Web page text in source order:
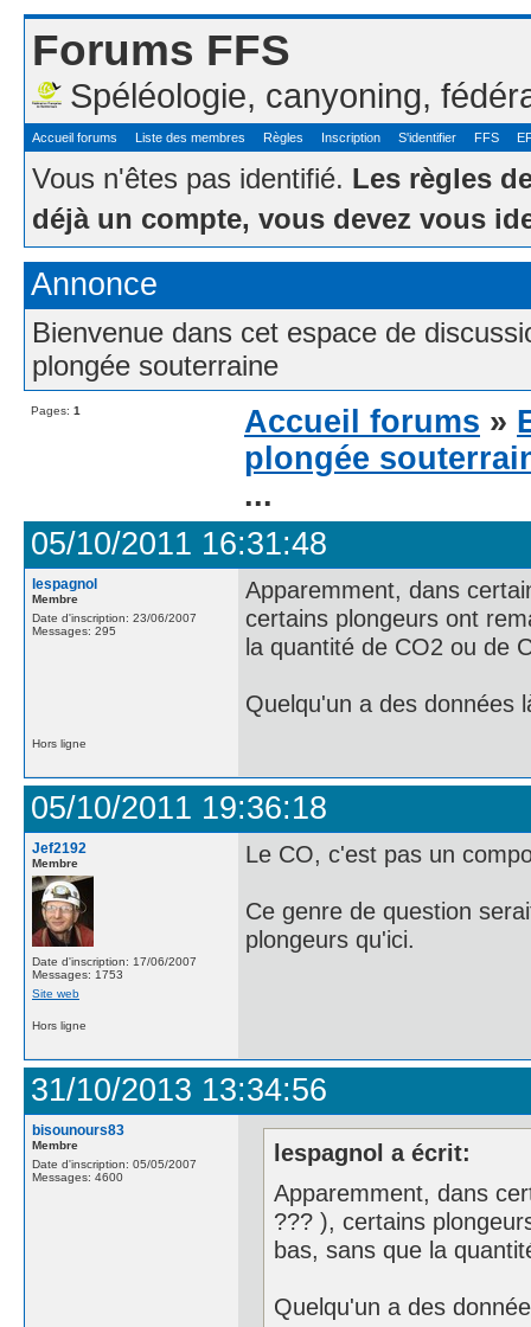
Forums FFS
Spéléologie, canyoning,
Accueil forums Liste des membres Règles Inscription S'identifier FFS
Vous n'êtes pas identifié. Les règles
déjà un compte, vous devez vous
Annonce
Bienvenue dans cet espace de
plongée souterraine
Pages: 1 Accueil forums »
plongée
...
05/10/2011 16:31:48
lespagnol
Membre
Date d'inscription: 23/06/2007
Messages: 295
Apparemment, dans
certains plongeurs ont
la quantité de CO2 ou de
Quelqu'un a des données
Hors ligne
05/10/2011 19:36:18
Jef2192
Membre
Date d'inscription: 17/06/2007
Messages: 1753
Site web
Le CO, c'est pas un
Ce genre de question
plongeurs qu'ici.
Hors ligne
31/10/2013 13:34:56
bisounours83
Membre
Date d'inscription: 05/05/2007
Messages: 4600
lespagnol a écrit:
Apparemment, dans
??? ), certains
bas, sans que la
Quelqu'un a des